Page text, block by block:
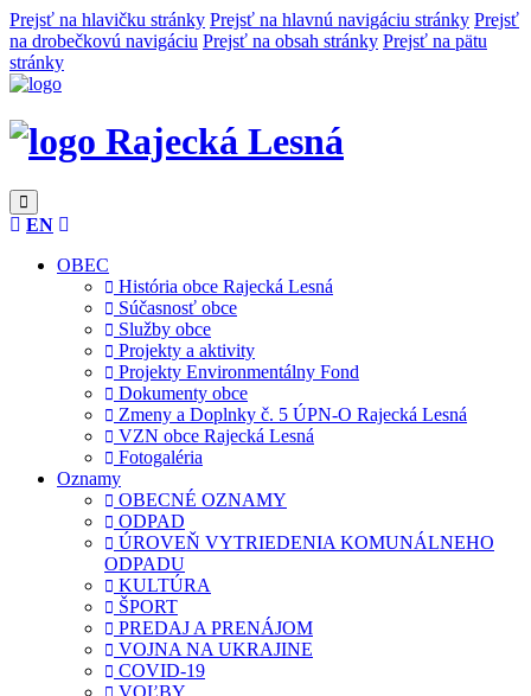
Prejsť na hlavičku stránky Prejsť na hlavnú navigáciu stránky Prejsť
na drobečkovú navigáciu Prejsť na obsah stránky Prejsť na pätu
stránky
Rajecká Lesná
EN
OBEC
História obce Rajecká Lesná
Súčasnosť obce
Služby obce
Projekty a aktivity
Projekty Environmentálny Fond
Dokumenty obce
Zmeny a Doplnky č. 5 ÚPN-O Rajecká Lesná
VZN obce Rajecká Lesná
Fotogaléria
Oznamy
OBECNÉ OZNAMY
ODPAD
ÚROVEŇ VYTRIEDENIA KOMUNÁLNEHO
ODPADU
KULTÚRA
ŠPORT
PREDAJ A PRENÁJOM
VOJNA NA UKRAJINE
COVID-19
VOĽBY